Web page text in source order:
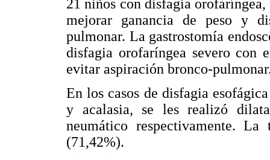
21 niños con disfagia
mejorar ganancia de peso y
pulmonar. La gastrostomía
disfagia orofaríngea severo con
evitar aspiración bronco-
En los casos de disfagia
y acalasia, se les realizó
neumático respectivamente.
(71,42%).